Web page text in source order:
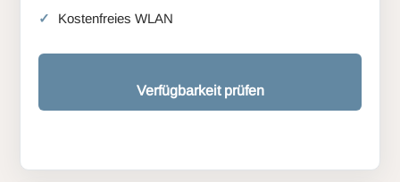
Kostenfreies WLAN
Verfügbarkeit prüfen